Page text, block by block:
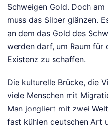
Schweigen Gold. Doch
muss das Silber glänzen.
an dem das Gold des
werden darf, um Raum für
Existenz zu schaffen.
Die kulturelle Brücke, die
viele Menschen mit
Man jongliert mit zwei
fast kühlen deutschen Art